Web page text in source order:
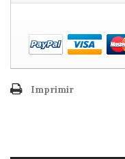
Imprimir